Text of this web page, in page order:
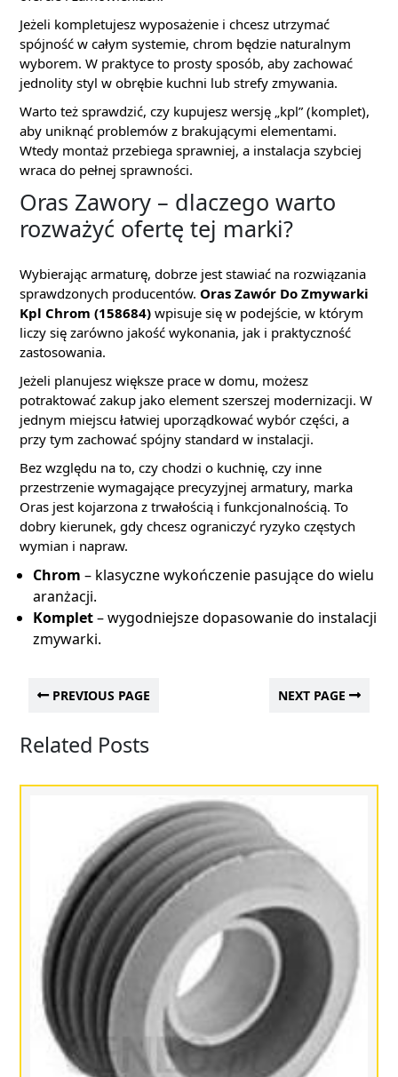
Jeżeli kompletujesz wyposażenie i chcesz utrzymać
spójność w całym systemie, chrom będzie naturalnym
wyborem. W praktyce to prosty sposób, aby zachować
jednolity styl w obrębie kuchni lub strefy zmywania.
Warto też sprawdzić, czy kupujesz wersję „kpl” (komplet),
aby uniknąć problemów z brakującymi elementami.
Wtedy montaż przebiega sprawniej, a instalacja szybciej
wraca do pełnej sprawności.
Oras Zawory – dlaczego warto
rozważyć ofertę tej marki?
Wybierając armaturę, dobrze jest stawiać na rozwiązania
sprawdzonych producentów. Oras Zawór Do Zmywarki
Kpl Chrom (158684) wpisuje się w podejście, w którym
liczy się zarówno jakość wykonania, jak i praktyczność
zastosowania.
Jeżeli planujesz większe prace w domu, możesz
potraktować zakup jako element szerszej modernizacji. W
jednym miejscu łatwiej uporządkować wybór części, a
przy tym zachować spójny standard w instalacji.
Bez względu na to, czy chodzi o kuchnię, czy inne
przestrzenie wymagające precyzyjnej armatury, marka
Oras jest kojarzona z trwałością i funkcjonalnością. To
dobry kierunek, gdy chcesz ograniczyć ryzyko częstych
wymian i napraw.
Chrom – klasyczne wykończenie pasujące do wielu
aranżacji.
Komplet– wygodniejsze dopasowanie do instalacji
zmywarki.
PREVIOUS PAGE NEXT PAGE
Related Posts